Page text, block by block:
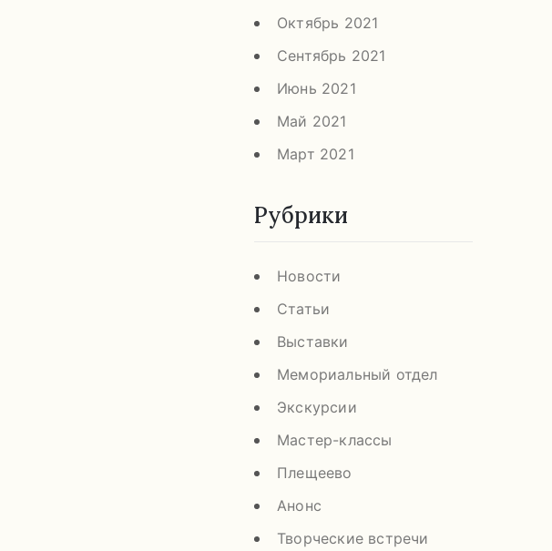
Октябрь 2021
Сентябрь 2021
Июнь 2021
Май 2021
Март 2021
Рубрики
Новости
Статьи
Выставки
Мемориальный отдел
Экскурсии
Мастер-классы
Плещеево
Анонс
Творческие встречи